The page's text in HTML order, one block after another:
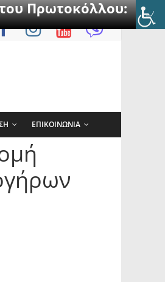
του Πρωτοκόλλου:
ΕΠΙΚΟΙΝΩΝΙΑ